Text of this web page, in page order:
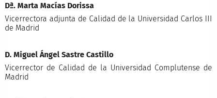
Dª. Marta Macías Dorissa
Vicerrectora adjunta de Calidad de la Universidad Carlos III
de Madrid
D. Miguel Ángel Sastre Castillo
Vicerrector de Calidad de la Universidad Complutense de
Madrid